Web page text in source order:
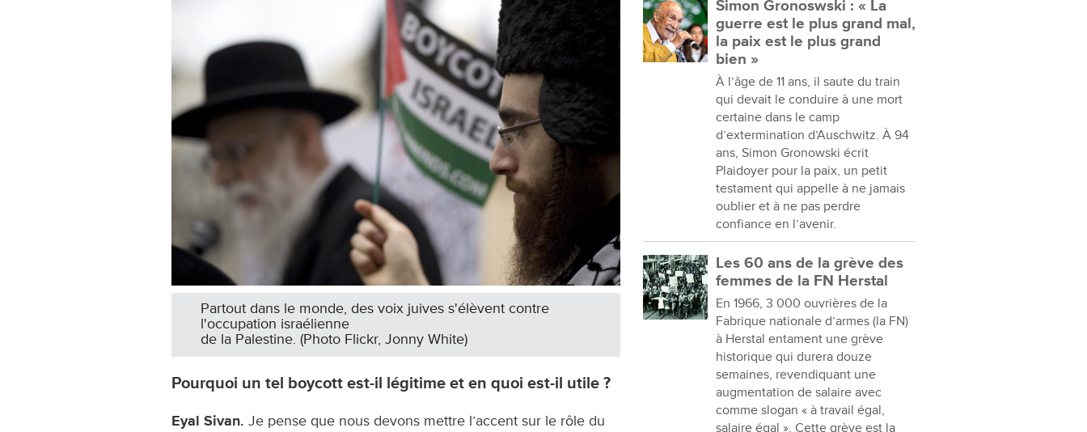
Partout dans le monde, des voix juives s'élèvent contre
l'occupation israélienne
de la Palestine. (Photo Flickr, Jonny White)
Pourquoi un tel boycott est-il légitime et en quoi est-il utile ?
Eyal Sivan. Je pense que nous devons mettre l’accent sur le rôle du
Simon Gronoswski : « La
guerre est le plus grand mal,
la paix est le plus grand
bien »
À l’âge de 11 ans, il saute du train
qui devait le conduire à une mort
certaine dans le camp
d’extermination d’Auschwitz. À 94
ans, Simon Gronowski écrit
Plaidoyer pour la paix, un petit
testament qui appelle à ne jamais
oublier et à ne pas perdre
confiance en l’avenir.
Les 60 ans de la grève des
femmes de la FN Herstal
En 1966, 3 000 ouvrières de la
Fabrique nationale d’armes (la FN)
à Herstal entament une grève
historique qui durera douze
semaines, revendiquant une
augmentation de salaire avec
comme slogan « à travail égal,
salaire égal ». Cette grève est la